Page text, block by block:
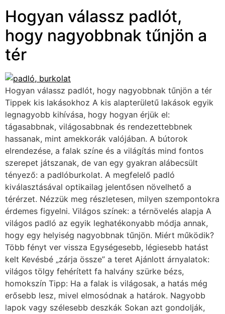
Hogyan válassz padlót,
hogy nagyobbnak tűnjön a
tér
Hogyan válassz padlót, hogy nagyobbnak tűnjön a tér
Tippek kis lakásokhoz A kis alapterületű lakások egyik
legnagyobb kihívása, hogy hogyan érjük el:
tágasabbnak, világosabbnak és rendezettebbnek
hassanak, mint amekkorák valójában. A bútorok
elrendezése, a falak színe és a világítás mind fontos
szerepet játszanak, de van egy gyakran alábecsült
tényező: a padlóburkolat. A megfelelő padló
kiválasztásával optikailag jelentősen növelhető a
térérzet. Nézzük meg részletesen, milyen szempontokra
érdemes figyelni. Világos színek: a térnövelés alapja A
világos padló az egyik leghatékonyabb módja annak,
hogy egy helyiség nagyobbnak tűnjön. Miért működik?
Több fényt ver vissza Egységesebb, légiesebb hatást
kelt Kevésbé „zárja össze” a teret Ajánlott árnyalatok:
világos tölgy fehérített fa halvány szürke bézs,
homokszín Tipp: Ha a falak is világosak, a hatás még
erősebb lesz, mivel elmosódnak a határok. Nagyobb
lapok vagy szélesebb deszkák Sokan azt gondolják,